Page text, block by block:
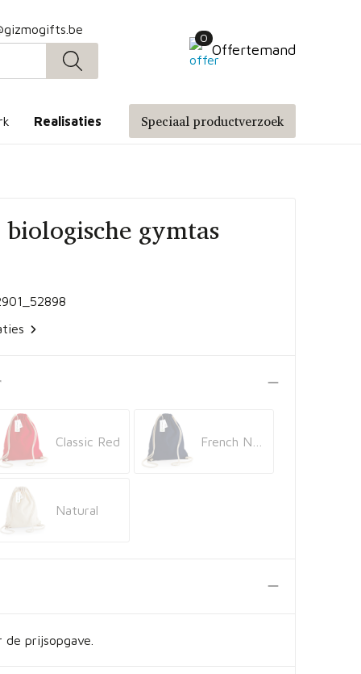
0
Offertemand
Realisaties Speciaal productverzoek
gymtas
Classic Red
Natural
prijsopgave.